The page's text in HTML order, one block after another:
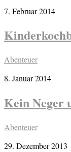
7. Februar 2014
Abenteuer
8. Januar 2014
Kein Neger
Abenteuer
29. Dezember 2013